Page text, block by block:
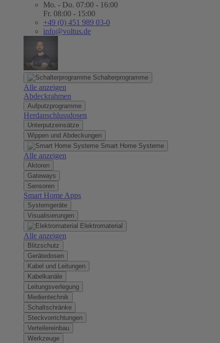
Mo. - Do. 07:00 - 16:00
Fr. 08:00 - 15:00
+49 (0) 451 989 03-0
info@voltus.de
Schalterprogramme
Alle anzeigen
Abdeckrahmen
Aufputzprogramme
Herdanschlussdosen
Unterputzeinsätze
Wippen und Abdeckungen
Smart Home Systeme
Alle anzeigen
Aktoren
Gateways
Sensoren
Smart Home Apps
Systemgeräte
Visualisierungen
Elektromaterial
Alle anzeigen
Blitzschutz
Gerätedosen
Kabel und Leitungen
Kabelkanäle
Leitungsverlegung
Medientechnik
Schaltschränke
Steckvorrichtungen
Verteilereinbau
Werkzeuge